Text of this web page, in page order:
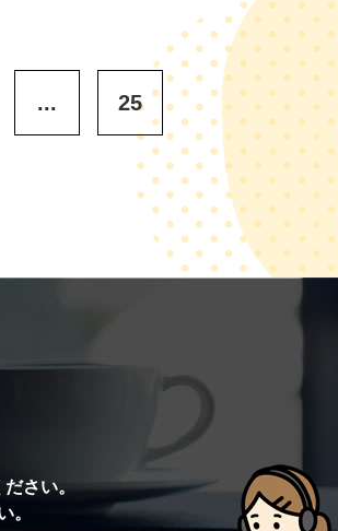
... 25
ださい。
。